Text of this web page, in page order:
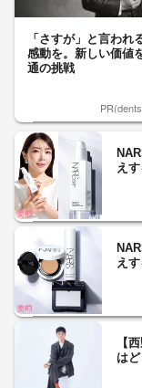
「さすが」と言われ
感動を。新しい価値
通の挑戦
え
え
【
はど